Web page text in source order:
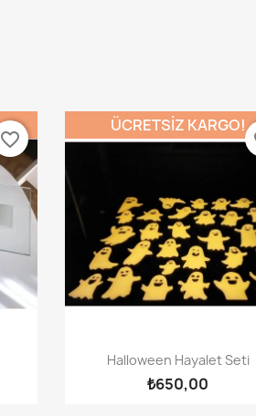
favorite_border
Hızlı Görünüm
Halloween Hayalet Seti
₺650,00
ÜCRETSIZ KARGO!